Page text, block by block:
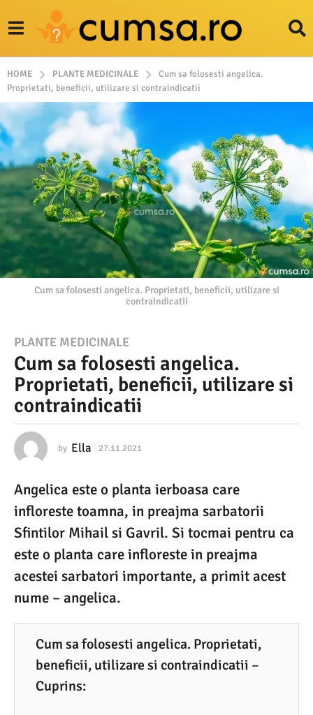
HOME PLANTE MEDICINALE
Cum sa folosesti angelica.
Proprietati, beneficii, utilizare si contraindicatii
Cum sa folosesti angelica. Proprietati, beneficii, utilizare si
contraindicatii
2
7
1
.
0
2
1
2
7
.
1
PLANTE MEDICINALE
Cum sa folosesti angelica.
Proprietati, beneficii, utilizare si
contraindicatii
by Ella 27.11.2021
1
.
2
0
2
Angelica este o planta ierboasa care
infloreste toamna, in preajma sarbatorii
Sfintilor Mihail si Gavril. Si tocmai pentru ca
este o planta care infloreste in preajma
acestei sarbatori importante, a primit acest
nume – angelica.
Cum sa folosesti angelica. Proprietati,
beneficii, utilizare si contraindicatii –
Cuprins: